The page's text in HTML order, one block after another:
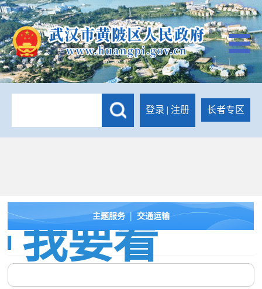
登录 | 注册 长者专区
主题服务 | 交通运输
我要看